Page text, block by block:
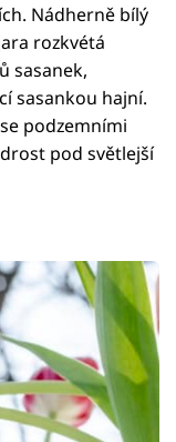
Nádherně bílý
rozkvétá
sasanek,
sasankou hajní.
podzemními
pod světlejší